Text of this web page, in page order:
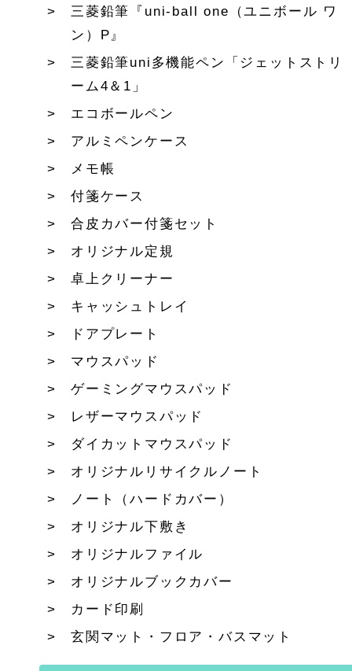
三菱鉛筆『uni-ball one（ユニボール ワ
ン）P』
三菱鉛筆uni多機能ペン「ジェットストリ
ーム4＆1」
エコボールペン
アルミペンケース
メモ帳
付箋ケース
合皮カバー付箋セット
オリジナル定規
卓上クリーナー
キャッシュトレイ
ドアプレート
マウスパッド
ゲーミングマウスパッド
レザーマウスパッド
ダイカットマウスパッド
オリジナルリサイクルノート
ノート（ハードカバー）
オリジナル下敷き
オリジナルファイル
オリジナルブックカバー
カード印刷
玄関マット・フロア・バスマット